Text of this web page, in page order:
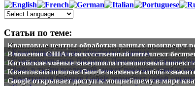
Статьи по теме:
Квантовые центры обработки данных произведут
Вложения США в искусственный интеллект
Китайские учёные завершили грандиозный проект
Квантовый прорыв Google знаменует собой
Google открывает доступ к мощнейшему в мире